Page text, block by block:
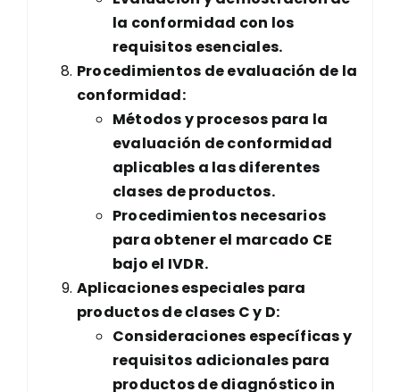
la conformidad con los
requisitos esenciales.
Procedimientos de evaluación de la
conformidad:
Métodos y procesos para la
evaluación de conformidad
aplicables a las diferentes
clases de productos.
Procedimientos necesarios
para obtener el marcado CE
bajo el IVDR.
Aplicaciones especiales para
productos de clases C y D:
Consideraciones específicas y
requisitos adicionales para
productos de diagnóstico in